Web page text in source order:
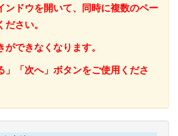
ンドウを開いて、同時に複数のペー
さい。
ができなくなります。
」「次へ」ボタンをご使用くださ